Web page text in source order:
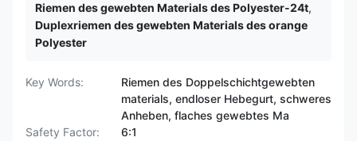
Riemen des gewebten Materials des Polyester-24t,
Duplexriemen des gewebten Materials des orange
Polyester
Key Words:
Riemen des Doppelschichtgewebten
materials, endloser Hebegurt, schweres
Anheben, flaches gewebtes Ma
Safety Factor:
6:1